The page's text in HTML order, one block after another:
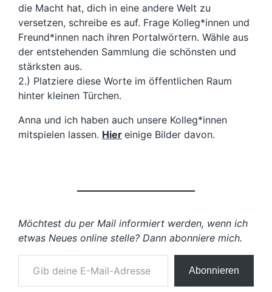
die Macht hat, dich in eine andere Welt zu
versetzen, schreibe es auf. Frage Kolleg*innen und
Freund*innen nach ihren Portalwörtern. Wähle aus
der entstehenden Sammlung die schönsten und
stärksten aus.
2.) Platziere diese Worte im öffentlichen Raum
hinter kleinen Türchen.
Anna und ich haben auch unsere Kolleg*innen
mitspielen lassen. Hier einige Bilder davon.
Möchtest du per Mail informiert werden, wenn ich
etwas Neues online stelle? Dann abonniere mich.
Gib deine E-Mail-Adresse ein …
Abonnieren